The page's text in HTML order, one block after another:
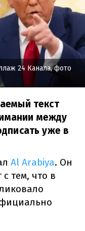
24 Канала, фото
текст
между
уже в
Al Arabiya. Он
тем, что в